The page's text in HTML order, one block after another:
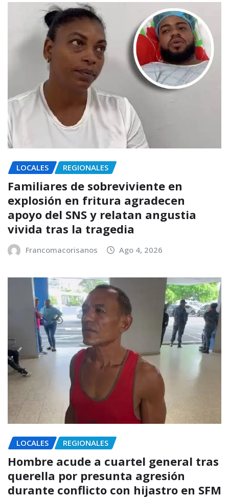
LOCALES REGIONALES
Familiares de sobreviviente en
explosión en fritura agradecen
apoyo del SNS y relatan angustia
vivida tras la tragedia
Francomacorisanos Ago 4, 2026
LOCALES REGIONALES
Hombre acude a cuartel general tras
querella por presunta agresión
durante conflicto con hijastro en SFM